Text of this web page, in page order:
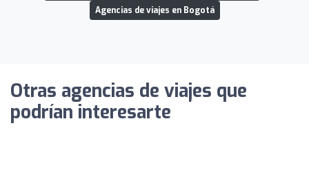
Agencias de viajes en Bogotá
Otras agencias de viajes que
podrían interesarte